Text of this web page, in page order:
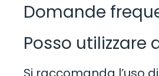
Domande
Posso